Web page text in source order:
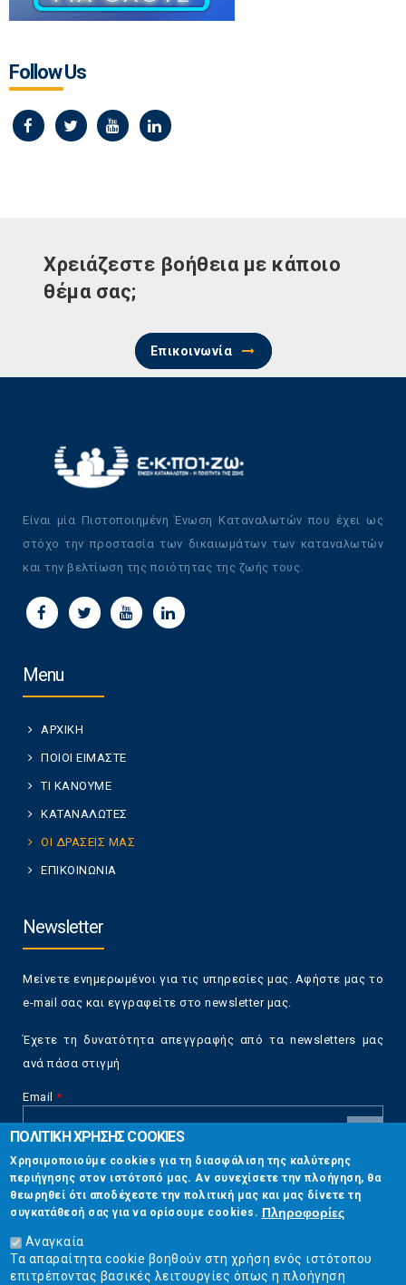
Follow Us
Χρειάζεστε βοήθεια με κάποιο
θέμα σας;
Επικοινωνία
Είναι μία Πιστοποιημένη Ένωση Καταναλωτών που έχει ως
στόχο την προστασία των δικαιωμάτων των καταναλωτών
και την βελτίωση της ποιότητας της ζωής τους.
Menu
ΑΡΧΙΚΗ
ΠΟΙΟΙ ΕΙΜΑΣΤΕ
ΤΙ ΚΑΝΟΥΜΕ
ΚΑΤΑΝΑΛΩΤΕΣ
ΟΙ ΔΡΑΣΕΙΣ ΜΑΣ
ΕΠΙΚΟΙΝΩΝΙΑ
Newsletter
Μείνετε ενημερωμένοι για τις υπηρεσίες μας. Αφήστε μας το
e-mail σας και εγγραφείτε στο newsletter μας.
Έχετε τη δυνατότητα απεγγραφής από τα newsletters μας
ανά πάσα στιγμή
Email *
CAPTCHA
This
question is
for testing
whether or
not you are a
human visitor
and to
Επικοινωνία
Στουρνάρη 17, Αθήνα 10683
2103304444
ΠΟΛΙΤΙΚΗ ΧΡΗΣΗΣ COOKIES
Χρησιμοποιούμε cookies για τη διασφάλιση της καλύτερης
περιήγησης στον ιστότοπό μας. Αν συνεχίσετε την πλοήγηση, θα
θεωρηθεί ότι αποδέχεστε την πολιτική μας και μας δίνετε τη
συγκατάθεσή σας για να ορίσουμε cookies. Πληροφορίες
Αναγκαία
Τα απαραίτητα cookie βοηθούν στη χρήση ενός ιστότοπου
επιτρέποντας βασικές λειτουργίες όπως η πλοήγηση